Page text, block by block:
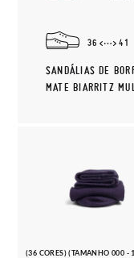
36 41
SANDÁLIAS DE
MATE BIARRITZ
(36 CORES) (TAMANHO 000 -